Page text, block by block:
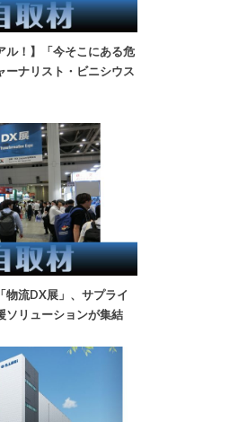
ル！】「今そこにある危
ナリスト・ビニシウス
物流DX展」、サプライ
ソリューションが集結